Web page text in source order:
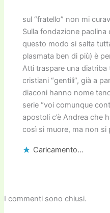
sul “fratello” non mi
Sulla fondazione paolina
questo modo si salta
plasmata ben di più) è
Atti traspare una diatriba
cristiani “gentili”, già a
diaconi hanno nome
serie “voi comunque
apostoli c’è Andrea che
così si muore, ma non
Caricamento...
I commenti sono chiusi.